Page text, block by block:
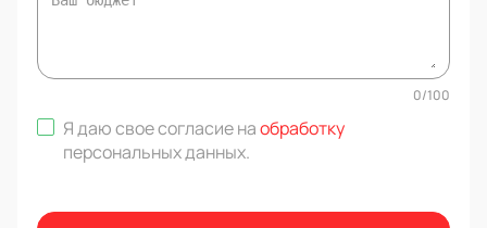
0/100
Я даю свое согласие наобработку
персональных данных.